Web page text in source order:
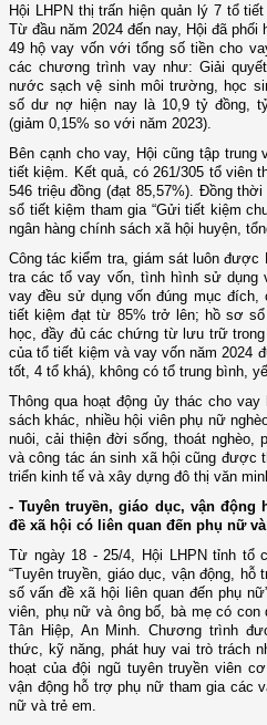
Hội LHPN thị trấn hiện quản lý 7 tổ
Từ đầu năm 2024 đến nay, Hội đã
49 hộ vay vốn với tổng số tiền cho
các chương trình vay như: Giải
nước sạch vệ sinh môi trường, học
số dư nợ hiện nay là 10,9 tỷ đồng,
(giảm 0,15% so với năm 2023).
Bên cạnh cho vay, Hội cũng tập
tiết kiệm. Kết quả, có 261/305 tổ viên
546 triệu đồng (đạt 85,57%). Đồng
sổ tiết kiệm tham gia “Gửi tiết kiệm
ngân hàng chính sách xã hội huyện,
Công tác kiểm tra, giám sát luôn được
tra các tổ vay vốn, tình hình sử dụng
vay đều sử dụng vốn đúng mục
tiết kiệm đạt từ 85% trở lên; hồ sơ
học, đầy đủ các chứng từ lưu trữ
của tổ tiết kiệm và vay vốn năm 2024
tốt, 4 tổ khá), không có tổ trung bình,
Thông qua hoạt động ủy thác cho
sách khác, nhiều hội viên phụ nữ
nuôi, cải thiện đời sống, thoát nghèo,
và công tác án sinh xã hội cũng được
triển kinh tế và xây dựng đô thị văn
- Tuyên truyền, giáo dục, vận
đề xã hội có liên quan đến phụ nữ
Từ ngày 18 - 25/4, Hội LHPN tỉnh tổ
“Tuyên truyền, giáo dục, vận động,
số vấn đề xã hội liên quan đến phụ
viên, phụ nữ và ông bố, bà mẹ có con
Tân Hiệp, An Minh. Chương trình
thức, kỹ năng, phát huy vai trò trách
hoạt của đội ngũ tuyên truyền viên
vận động hỗ trợ phụ nữ tham gia các
nữ và trẻ em.